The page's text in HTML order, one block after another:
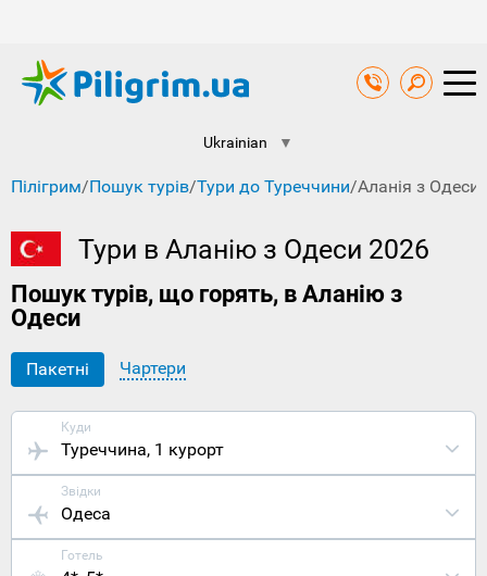
Ukrainian ▼
Пілігрим/Пошук турів/Тури до Туреччини/Аланія з Одеси
Тури в Аланію з Одеси 2026
Пошук турів, що горять, в Аланію з
Одеси
Пакетні Чартери
Куди
Туреччина, 1 курорт
Звідки
Одеса
Готель